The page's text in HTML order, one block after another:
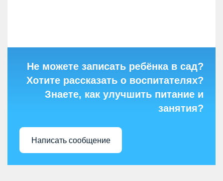
Не можете записать ребёнка в сад?
Хотите рассказать о воспитателях?
Знаете, как улучшить питание и
занятия?
Написать сообщение